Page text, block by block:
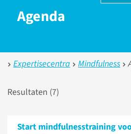
Agenda
Expertisecentra Mindfulness
Resultaten (7)
Start mindfulnesstraining